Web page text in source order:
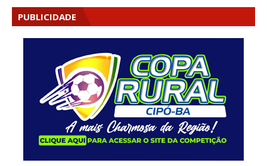
PUBLICIDADE